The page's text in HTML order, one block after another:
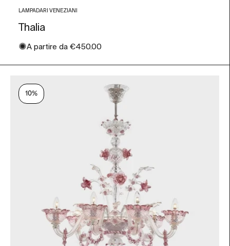
LAMPADARI VENEZIANI
Thalia
✺Prezzo scontato
A partire da €450.00
10%